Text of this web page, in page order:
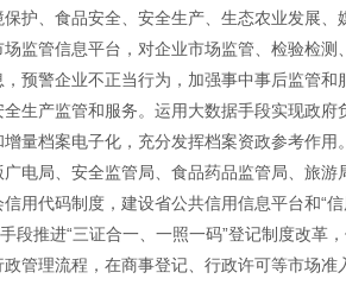
、食品安全、安全生产、生态农业发展、
监管信息平台，对企业市场监管、检验检测
预警企业不正当行为，加强事中事后监管
生产监管和服务。运用大数据手段实现政
量档案电子化，充分发挥档案资政参考作
电局、安全监管局、食品药品监管局、旅游
代码制度，建设省公共信用信息平台和“
段推进“三证合一、一照一码”登记制度改革
管理流程，在商事登记、行政许可等市场